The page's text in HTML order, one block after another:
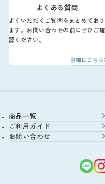
よくある質問
よくいただくご質問をまとめており
ます。お問い合わせの前にぜひご確
認ください。
詳細はこちら
商品一覧
ご利用ガイド
お問い合わせ